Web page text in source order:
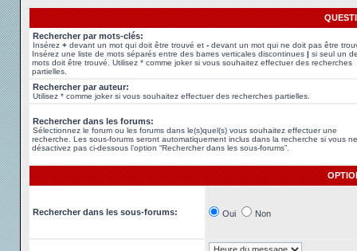
Rechercher par mots-clés:
Insérez + devant un mot qui doit être trouvé et - devant un mot qui ne doit pas être
Insérez une liste de mots séparés entre des barres verticales discontinues | si seul un
mots doit être trouvé. Utilisez * comme joker si vous souhaitez effectuer des recherches
partielles.
Rechercher par auteur:
Utilisez * comme joker si vous souhaitez effectuer des recherches partielles.
Rechercher dans les forums:
Sélectionnez le forum ou les forums dans le(s)quel(s) vous souhaitez effectuer une
recherche. Les sous-forums seront automatiquement inclus dans la recherche si vous ne
désactivez pas ci-dessous l’option “Rechercher dans les sous-forums”.
Rechercher dans les sous-forums: Oui Non